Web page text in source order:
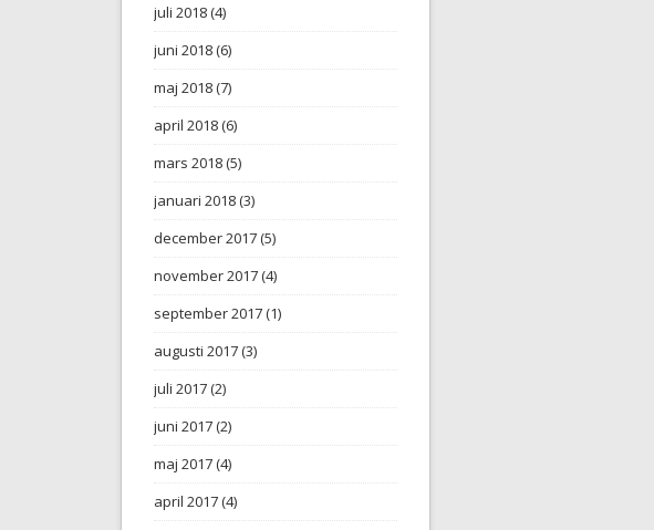
juli 2018(4)
juni 2018(6)
maj 2018(7)
april 2018(6)
mars 2018(5)
januari 2018(3)
december 2017(5)
november 2017(4)
september 2017(1)
augusti 2017(3)
juli 2017(2)
juni 2017(2)
maj 2017(4)
april 2017(4)